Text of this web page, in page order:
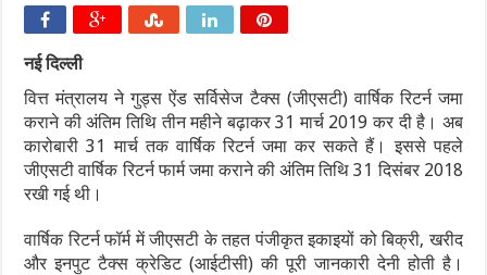
नई दिल्ली
वित्त मंत्रालय ने गुड्स ऐंड सर्विसेज टैक्स (जीएसटी) वार्षिक रिटर्न जमा
कराने की अंतिम तिथि तीन महीने बढ़ाकर 31 मार्च 2019 कर दी है। अब
कारोबारी 31 मार्च तक वार्षिक रिटर्न जमा कर सकते हैं। इससे पहले
जीएसटी वार्षिक रिटर्न फार्म जमा कराने की अंतिम तिथि 31 दिसंबर 2018
रखी गई थी।
वार्षिक रिटर्न फॉर्म में जीएसटी के तहत पंजीकृत इकाइयों को बिक्री, खरीद
और इनपुट टैक्स क्रेडिट (आईटीसी) की पूरी जानकारी देनी होती है।